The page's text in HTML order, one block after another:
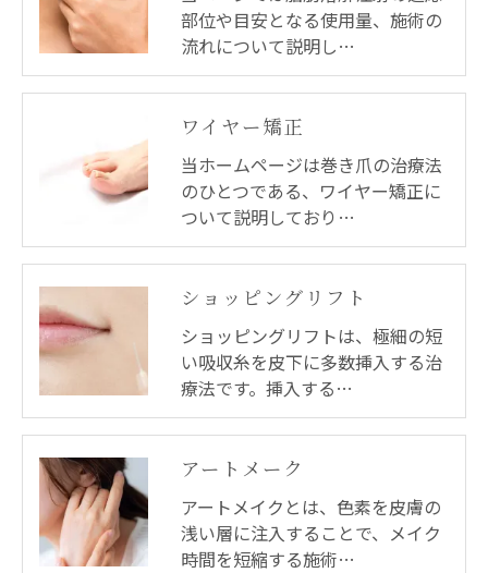
部位や目安となる使用量、施術の
流れについて説明し…
ワイヤー矯正
当ホームページは巻き爪の治療法
のひとつである、ワイヤー矯正に
ついて説明しており…
ショッピングリフト
ショッピングリフトは、極細の短
い吸収糸を皮下に多数挿入する治
療法です。挿入する…
アートメーク
アートメイクとは、色素を皮膚の
浅い層に注入することで、メイク
時間を短縮する施術…